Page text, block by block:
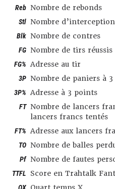
Reb Nombre de rebonds
Stl Nombre
Blk Nombre de contres
FG Nombre de tirs
FG% Adresse au tir
3P Nombre de paniers à
3P% Adresse à 3 points
FT Nombre de lancers
lancers francs tentés
FT% Adresse aux lancers
TO Nombre de balles
Pf Nombre de fautes
TTFL Score en Trahtalk